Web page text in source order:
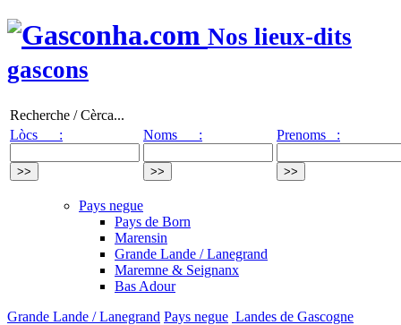
Nos lieux-dits
gascons
Recherche / Cèrca...
Lòcs :
Noms : Prenoms :
Pays negue
Pays de Born
Marensin
Grande Lande / Lanegrand
Maremne & Seignanx
Bas Adour
Grande Lande / Lanegrand Pays negue Landes de Gascogne